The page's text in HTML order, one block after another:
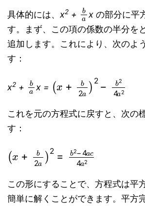
具体的には、 x2 +
b
xの部分に平
す。まず、この項の係数の半分を
追加します。これにより、次のよ
す：
x2 +
b
x =
(x a ) 2− 24
これを元の方程式に戻すと、次の
す：
(x a ) 2= 2− 4a
この形にすることで、方程式は平
簡単に解くことができます。平方